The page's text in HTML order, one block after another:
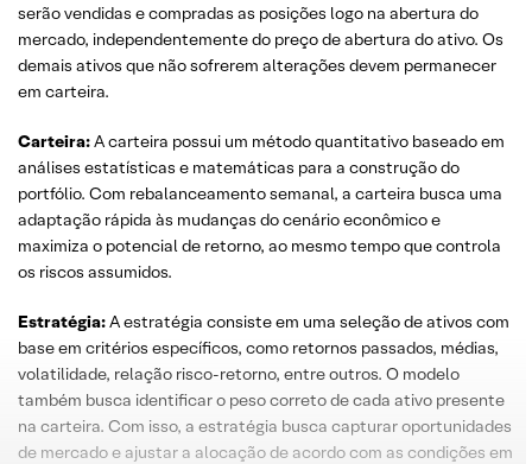
serão vendidas e compradas as posições logo na abertura do
mercado, independentemente do preço de abertura do ativo. Os
demais ativos que não sofrerem alterações devem permanecer
em carteira.
Carteira:A carteira possui um método quantitativo baseado em
análises estatísticas e matemáticas para a construção do
portfólio. Com rebalanceamento semanal, a carteira busca uma
adaptação rápida às mudanças do cenário econômico e
maximiza o potencial de retorno, ao mesmo tempo que controla
os riscos assumidos.
Estratégia:A estratégia consiste em uma seleção de ativos com
base em critérios específicos, como retornos passados, médias,
volatilidade, relação risco-retorno, entre outros. O modelo
também busca identificar o peso correto de cada ativo presente
na carteira. Com isso, a estratégia busca capturar oportunidades
de mercado e ajustar a alocação de acordo com as condições em